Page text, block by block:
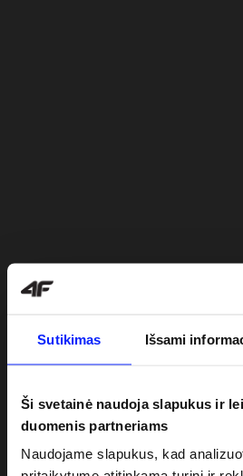
Sutikimas Išsami
Ši svetainė naudoja slapukus ir
duomenis partneriams
Naudojame slapukus, kad